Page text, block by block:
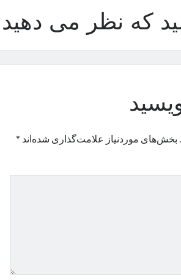
که نظر می دهید
بخش‌های موردنیاز علامت‌گذاری شده‌اند *